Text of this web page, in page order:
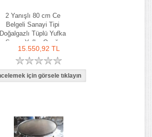
2 Yanışlı 80 cm Ce
Belgeli Sanayi Tipi
Doğalgazlı Tüplü Yufka
Sacı - Yufka Ocağı
15.550,92 TL